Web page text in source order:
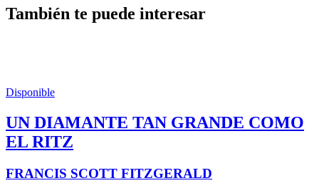
También te puede interesar
Disponible
UN DIAMANTE TAN GRANDE COMO
EL RITZ
FRANCIS SCOTT FITZGERALD